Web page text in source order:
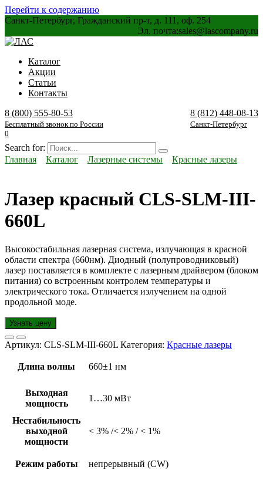
Перейти к содержанию
Санкт-Петербург, Гражданский пр-т, д. 111, оф. 254
Эл. почта:sales@lascompany.ru
Каталог
Акции
Статьи
Контакты
8 (800) 555-80-53
Бесплатный звонок по России
8 (812) 448-08-13
Санкт-Петербург
0
Search for:
Главная
Каталог Лазерные системы Красные лазеры
Лазер красный CLS-SLM-III-
660L
Высокостабильная лазерная система, излучающая в красной
области спектра (660нм). Диодный (полупроводниковый)
лазер поставляется в комплекте с лазерным драйвером (блоком
питания) со встроенным контролем температуры и
электрического тока. Отличается излучением на одной
продольной моде.
Узнать цену
Артикул: CLS-SLM-III-660L Категория: Красные лазеры
Длина волны 660±1 нм
Выходная
мощность
1…30 мВт
Нестабильность
выходной
мощности
< 3% /< 2% / < 1%
Режим работы непрерывный (CW)